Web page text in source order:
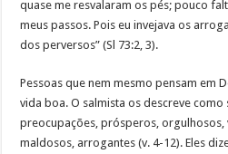
quase me resvalaram os pés; pouco
meus passos. Pois eu invejava os
dos perversos” (Sl 73:2, 3).
Pessoas que nem mesmo pensam em
vida boa. O salmista os descreve como
preocupações, prósperos, orgulhosos,
maldosos, arrogantes (v. 4-12). Eles